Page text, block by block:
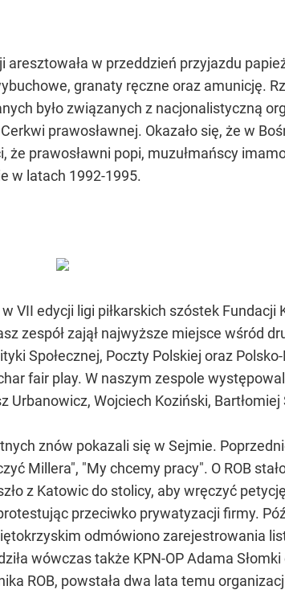
w przeddzień przyjazdu
granaty ręczne oraz amunicję.
było związanych z nacjonalistyczną
prawosławnej. Okazało się, że w
prawosławni popi, muzułmańscy
w latach 1992-1995.
VII edycji ligi piłkarskich szóstek Fundacji
zespół zajął najwyższe miejsce wśród
Społecznej, Poczty Polskiej oraz
fair play. W naszym zespole
Urbanowicz, Wojciech Koziński,
znów pokazali się w Sejmie.
Millera", "My chcemy pracy". O ROB
z Katowic do stolicy, aby wręczyć
przeciwko prywatyzacji firmy.
odmówiono zarejestrowania
wówczas także KPN-OP Adama
ROB, powstała dwa lata temu